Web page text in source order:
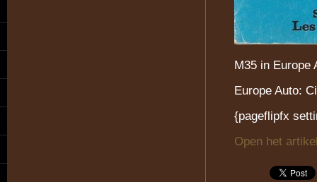
M35 in Europe
Europe Auto:
{pageflipfx
Open het